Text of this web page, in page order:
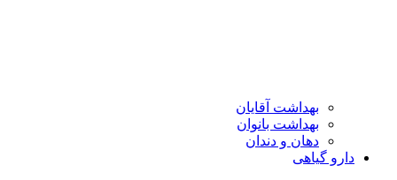
بهداشت آقایان
بهداشت بانوان
دهان و دندان
دارو گیاهی